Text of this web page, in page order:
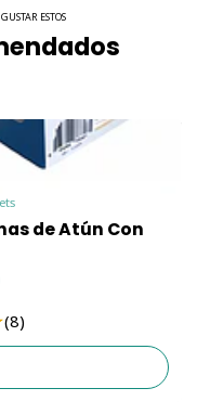
ESTOS
de Atún Con
(8)